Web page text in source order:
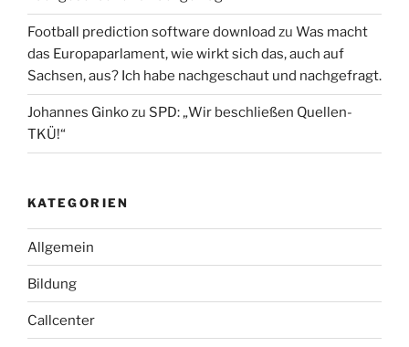
Football prediction software download zu Was macht
das Europaparlament, wie wirkt sich das, auch auf
Sachsen, aus? Ich habe nachgeschaut und nachgefragt.
Johannes Ginkozu SPD: „Wir beschließen Quellen-
TKÜ!“
KATEGORIEN
Allgemein
Bildung
Callcenter